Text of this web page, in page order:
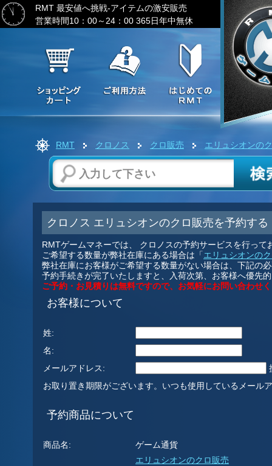
RMT 最安値へ挑戦-アイテムの激安販売
営業時間10：00～24：00 365日年中無休
RMT クロノス クロ販売 エリュシオンの
クロノス エリュシオンのクロ販売を予約する
RMTゲームマネーでは、 クロノスの予約サービスを行って
ご希望する数量が弊社在庫にある場合は「エリュシオンの
弊社在庫にお客様がご希望する数量がない場合は、下記の
予約手続きが完了いたしますと、入荷次第、お客様へ優先
ご予約・お見積りは無料ですので、お気軽にお問い合わせ
お客様について
姓:
名:
メールアドレス:
お取り置き期限がございます。いつも使用しているメール
予約商品について
商品名:
ゲーム通貨
エリュシオンのクロ販売